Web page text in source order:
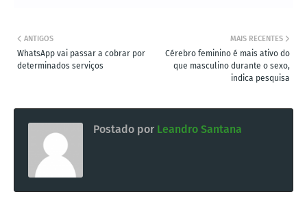
MAIS RECENTES
Cérebro feminino é mais ativo do
que masculino durante o sexo,
indica pesquisa
ANTIGOS
WhatsApp vai passar a cobrar por
determinados serviços
Postado por Leandro Santana